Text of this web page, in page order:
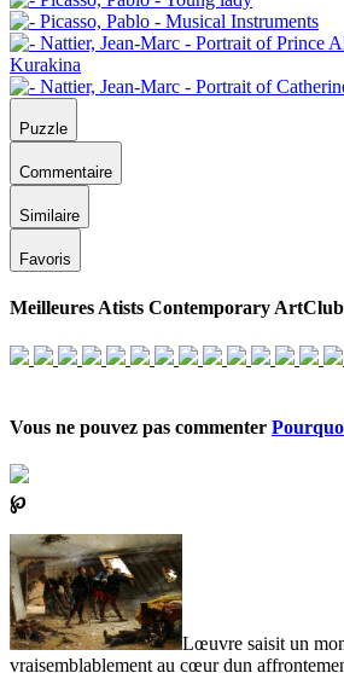
Puzzle
Commentaire
Similaire
Favoris
Meilleures Atists Contemporary ArtClub
Vous ne pouvez pas commenter
℘
Lœuvre saisit un
vraisemblablement au cœur dun